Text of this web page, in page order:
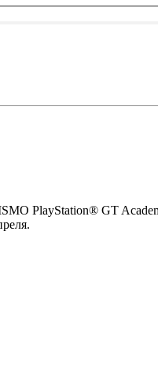
PlayStation® GT